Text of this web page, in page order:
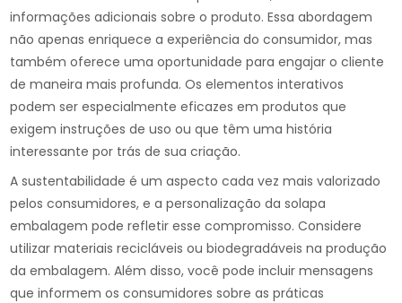
informações adicionais sobre o produto. Essa abordagem
não apenas enriquece a experiência do consumidor, mas
também oferece uma oportunidade para engajar o cliente
de maneira mais profunda. Os elementos interativos
podem ser especialmente eficazes em produtos que
exigem instruções de uso ou que têm uma história
interessante por trás de sua criação.
A sustentabilidade é um aspecto cada vez mais valorizado
pelos consumidores, e a personalização da solapa
embalagem pode refletir esse compromisso. Considere
utilizar materiais recicláveis ou biodegradáveis na produção
da embalagem. Além disso, você pode incluir mensagens
que informem os consumidores sobre as práticas